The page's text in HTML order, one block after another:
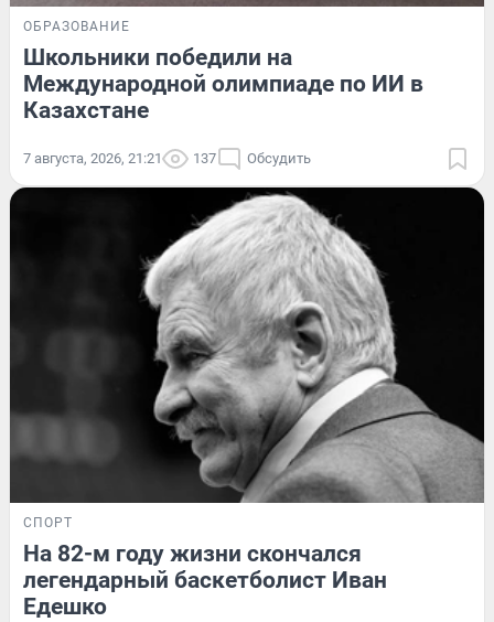
ОБРАЗОВАНИЕ
Школьники победили на
Международной олимпиаде по ИИ в
Казахстане
7 августа, 2026, 21:21 137 Обсудить
СПОРТ
На 82-м году жизни скончался
легендарный баскетболист Иван
Едешко